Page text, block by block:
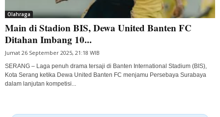
Olahraga
Main di Stadion BIS, Dewa United Banten FC
Ditahan Imbang 10...
Jumat 26 September 2025, 21:18 WIB
SERANG – Laga penuh drama tersaji di Banten International Stadium (BIS),
Kota Serang ketika Dewa United Banten FC menjamu Persebaya Surabaya
dalam lanjutan kompetisi...